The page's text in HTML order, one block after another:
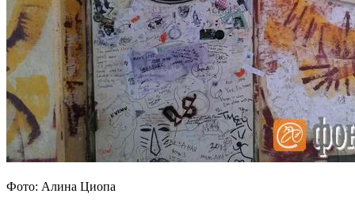
Фото: Алина Циопа